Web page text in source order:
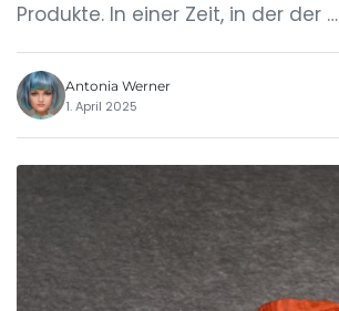
Produkte. In einer Zeit, in der der …
Antonia Werner
1. April 2025